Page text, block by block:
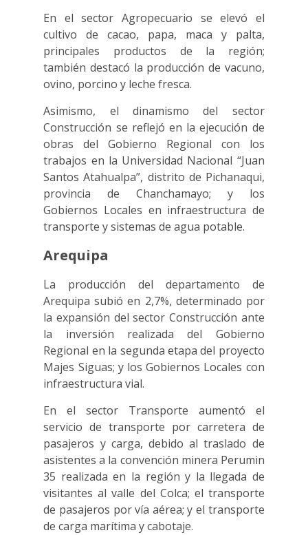
En el sector Agropecuario se elevó el
cultivo de cacao, papa, maca y palta,
principales productos de la región;
también destacó la producción de vacuno,
ovino, porcino y leche fresca.
Asimismo, el dinamismo del sector
Construcción se reflejó en la ejecución de
obras del Gobierno Regional con los
trabajos en la Universidad Nacional “Juan
Santos Atahualpa”, distrito de Pichanaqui,
provincia de Chanchamayo; y los
Gobiernos Locales en infraestructura de
transporte y sistemas de agua potable.
Arequipa
La producción del departamento de
Arequipa subió en 2,7%, determinado por
la expansión del sector Construcción ante
la inversión realizada del Gobierno
Regional en la segunda etapa del proyecto
Majes Siguas; y los Gobiernos Locales con
infraestructura vial.
En el sector Transporte aumentó el
servicio de transporte por carretera de
pasajeros y carga, debido al traslado de
asistentes a la convención minera Perumin
35 realizada en la región y la llegada de
visitantes al valle del Colca; el transporte
de pasajeros por vía aérea; y el transporte
de carga marítima y cabotaje.